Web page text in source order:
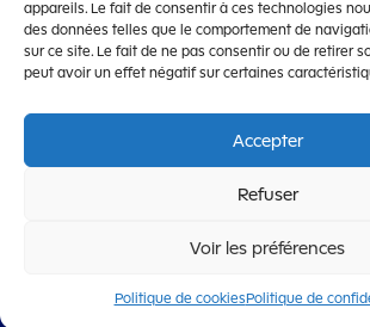
Conditions générales d’utilisation
Accessibilité
Société Lanteas
appareils. Le fait de consentir à ces technologies
des données telles que le comportement de
sur ce site. Le fait de ne pas consentir ou de retirer
peut avoir un effet négatif sur certaines
Accepter
Refuser
Voir les préférences
Politique de cookiesPolitique de